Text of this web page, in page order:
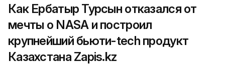
Как Ербатыр Турсын отказался от
мечты о NASA и построил
крупнейший бьюти-tech продукт
Казахстана Zapis.kz